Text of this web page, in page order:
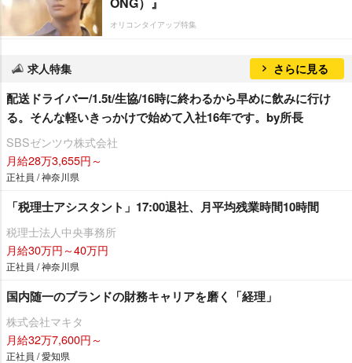
オリコンタイアップ特集
求人特集 さらに見る
配送ドライバー/1.5t/生協/16時に終わるから早めに飲みに行け
る。そんな軽いきっかけで始めて入社16年です。by所長
SBSゼンツウ株式会社
月給28万3,655円～
正社員 / 神奈川県
「税理士アシスタント」17:00退社、月平均残業時間10時間
税理士法人中央事務所
月給30万円～40万円
正社員 / 神奈川県
国内随一のブランドの財務キャリアを磨く「経理」
株式会社マキタ
月給32万7,600円～
正社員 / 愛知県